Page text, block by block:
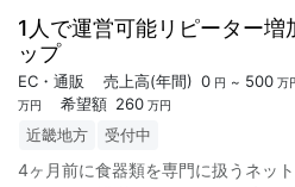
1人で運営可能リピーター増
ップ
EC・通販 売上高(年間) 0 円 ~ 500 万
万円 希望額 260 万円
近畿地方 受付中
4ヶ月前に食器類を専門に扱うネッ